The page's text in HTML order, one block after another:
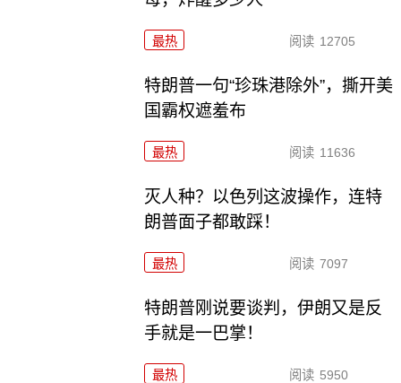
最热 阅读 12705
特朗普一句“珍珠港除外”，撕开美
国霸权遮羞布
最热 阅读 11636
灭人种？以色列这波操作，连特
朗普面子都敢踩！
最热 阅读 7097
特朗普刚说要谈判，伊朗又是反
手就是一巴掌！
最热 阅读 5950